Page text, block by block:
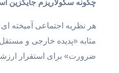
چگونه سکولاریزم جایگزین
هر نظریه اجتماعی آمیخته
مثابه «پدیده خارجی و
ضرورت» برای استقرار